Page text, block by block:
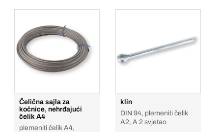
Čelična sajla za
kočnice, nehrđajući
čelik A4
plemeniti čelik A4,
klin
DIN 94, plemeniti čelik
A2, A 2 svjetao